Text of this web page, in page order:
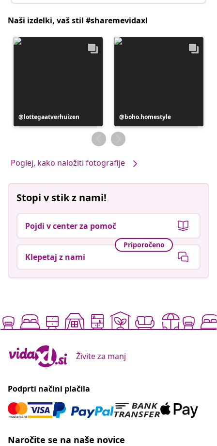
Naši izdelki, vaš stil #sharemevidaxl
Objavo
je
lottegaatverhuizen
Objavo
je
objavil
boho.homestyle
Poglej, kako naložiti fotografije
Stopi v stik z nami!
Pojdi v center za pomoč
Priporočeno
Klepetaj z nami
Živite za manj
Podprti načini plačila
Naročite se na naše novice